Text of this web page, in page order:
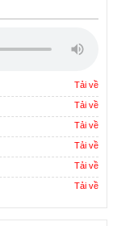
Tải về
Tải về
Tải về
Tải về
Tải về
Tải về